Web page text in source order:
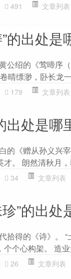
491 文章列表
的出处是
公绍的《莺啼序
晴缥渺，卧长龙
179 文章列表
出处是哪
的《赠从孙义兴
。 朗然清秋月
34 文章列表
”的出处
拾得的《诗》。
个心构架。 造
26 文章列表